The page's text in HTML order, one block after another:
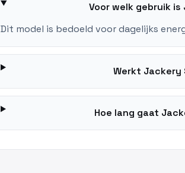
Voor welk gebruik
Dit model is bedoeld voor dagelijks
Werkt Jackery
Hoe lang gaat